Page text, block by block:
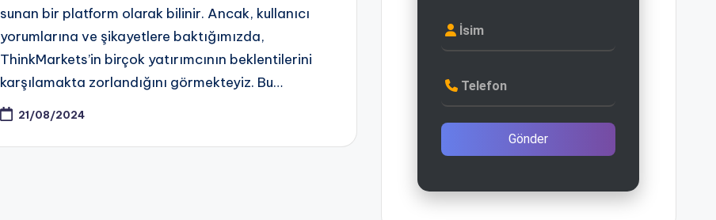
sunan bir platform olarak bilinir. Ancak, kullanıcı
yorumlarına ve şikayetlere baktığımızda,
ThinkMarkets’in birçok yatırımcının beklentilerini
karşılamakta zorlandığını görmekteyiz. Bu…
21/08/2024
İsim
Telefon
Gönder